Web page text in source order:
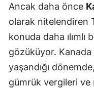
Ancak daha önce
olarak nitelendiren
konuda daha ılımlı
gözüküyor.
yaşandığı
gümrük vergileri